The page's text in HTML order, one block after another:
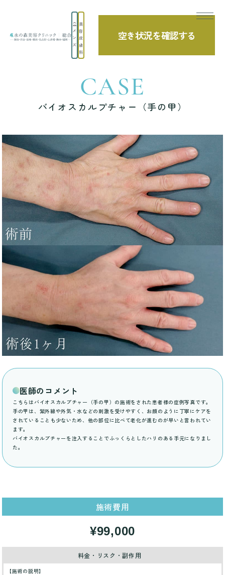
メ
ン
ズ
美
容
皮
膚
科
空き状況を確認する
TOP 症例写真 バイオスカルプチャー（手の甲）
CASE
バイオスカルプチャー（手の甲）
医師のコメント
こちらはバイオスカルプチャー（手の甲）の施術をされた患者様の症例写真です。
手の甲は、紫外線や外気・水などの刺激を受けやすく、お顔のように丁寧にケアを
されていることも少ないため、他の部位に比べて老化が進むのが早いと言われてい
ます。
バイオスカルプチャーを注入することでふっくらとしたハリのある手元になりまし
た。
施術費用
¥99,000
料金・リスク・副作用
【施術の説明】